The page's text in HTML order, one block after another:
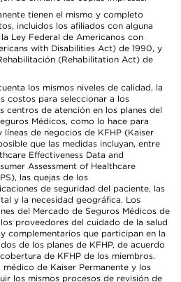
tienen el mismo y completo
incluidos los afiliados con alguna
Ley Federal de Americanos con
with Disabilities Act) de 1990, y
(Rehabilitation Act) de
los mismos niveles de calidad, la
costos para seleccionar a los
centros de atención en los planes del
Médicos, como lo hace para
de negocios de KFHP (Kaiser
que las medidas incluyan, entre
Effectiveness Data and
Assessment of Healthcare
las quejas de los
de seguridad del paciente, las
y la necesidad geográfica. Los
del Mercado de Seguros Médicos de
proveedores del cuidado de la salud
complementarios que participan en la
de los planes de KFHP, de acuerdo
de KFHP de los miembros.
de Kaiser Permanente y los
los mismos procesos de revisión de